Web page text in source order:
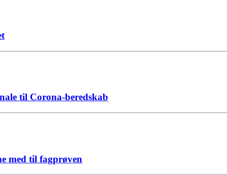
til Corona-beredskab
med til fagprøven